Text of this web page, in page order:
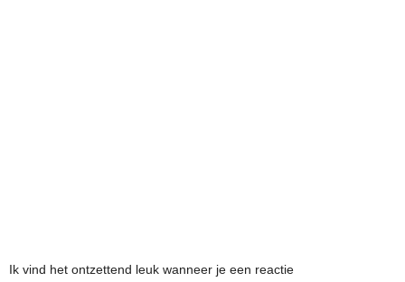
Ik vind het ontzettend leuk wanneer je een reactie